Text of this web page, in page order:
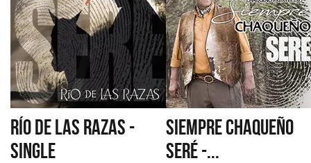
RÍO DE LAS RAZAS -
SINGLE
SIEMPRE CHAQUEÑO
SERÉ -...